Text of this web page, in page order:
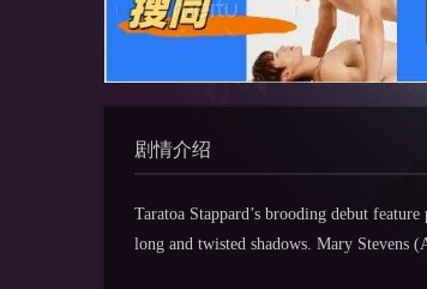
剧情介绍
Taratoa Stappard’s brooding debut
long and twisted shadows. Mary Stevens